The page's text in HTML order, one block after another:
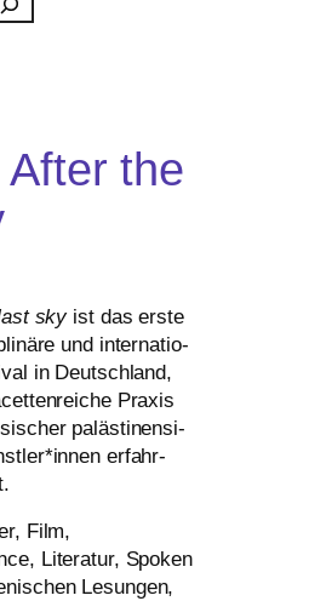
the
skyist das ers­te
und inter­na­tio­
in Deutschland,
Praxis
paläs­ti­nen­si­
erfahr­
Film,
Literatur, Spoken
Lesungen,